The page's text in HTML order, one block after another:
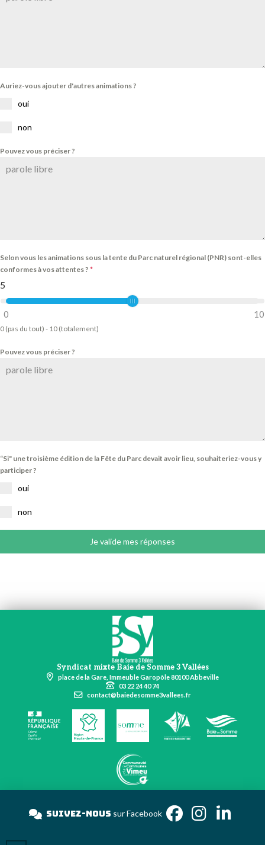
Auriez-vous ajouter d'autres animations ?
oui
non
Pouvez vous préciser ?
Selon vous les animations sous la tente du Parc naturel régional (PNR) sont-elles
conformes à vos attentes ? *
0 10
5
0 (pas du tout) - 10 (totalement)
Pouvez vous préciser ?
“Si" une troisième édition de la Fête du Parc devait avoir lieu, souhaiteriez-vous y
participer ?
oui
non
Je valide mes réponses
Syndicat mixte Baie de Somme 3 Vallées
place de la Gare, Immeuble Garopôle 80100 Abbeville
03 22 24 40 74
contact@baiedesomme3vallees.fr
Suivez-nous sur Facebook